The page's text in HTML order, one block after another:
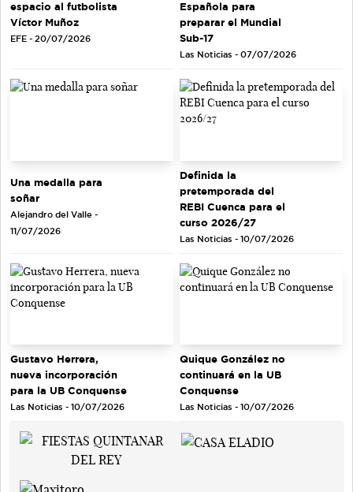
espacio al futbolista
Víctor Muñoz
EFE - 20/07/2026
Española para
preparar el Mundial
Sub-17
Las Noticias - 07/07/2026
Una medalla para
soñar
Alejandro del Valle -
11/07/2026
Definida la
pretemporada del
REBI Cuenca para el
curso 2026/27
Las Noticias - 10/07/2026
Gustavo Herrera,
nueva incorporación
para la UB Conquense
Las Noticias - 10/07/2026
Quique González no
continuará en la UB
Conquense
Las Noticias - 10/07/2026